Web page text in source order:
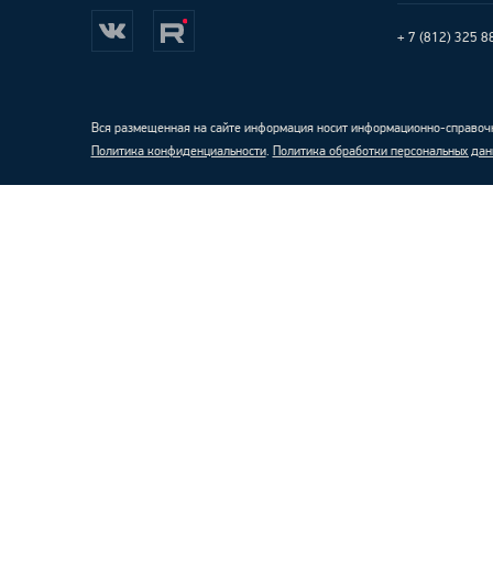
+ 7 (812) 325
Вся размещенная на сайте информация носит информационно-
Политика конфиденциальности. Политика обработки персональных